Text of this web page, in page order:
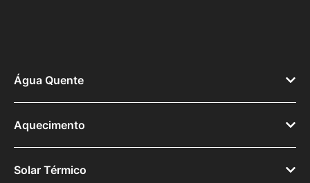
Água Quente
Aquecimento
Solar Térmico